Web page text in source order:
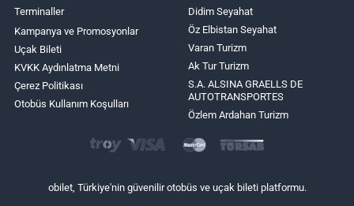
Terminaller
Kampanya ve Promosyonlar
Uçak Bileti
KVKK Aydınlatma Metni
Çerez Politikası
Otobüs Kullanım Koşulları
Didim Seyahat
Öz Elbistan Seyahat
Varan Turizm
Ak Tur Turizm
S.A. ALSINA GRAELLS DE
AUTOTRANSPORTES
Özlem Ardahan Turizm
obilet, Türkiye'nin güvenilir otobüs ve uçak bileti platformu.